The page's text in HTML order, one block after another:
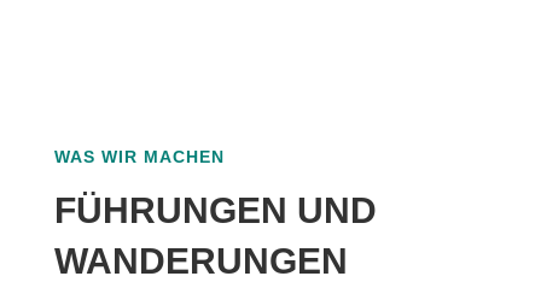
WAS WIR MACHEN
FÜHRUNGEN UND
WANDERUNGEN